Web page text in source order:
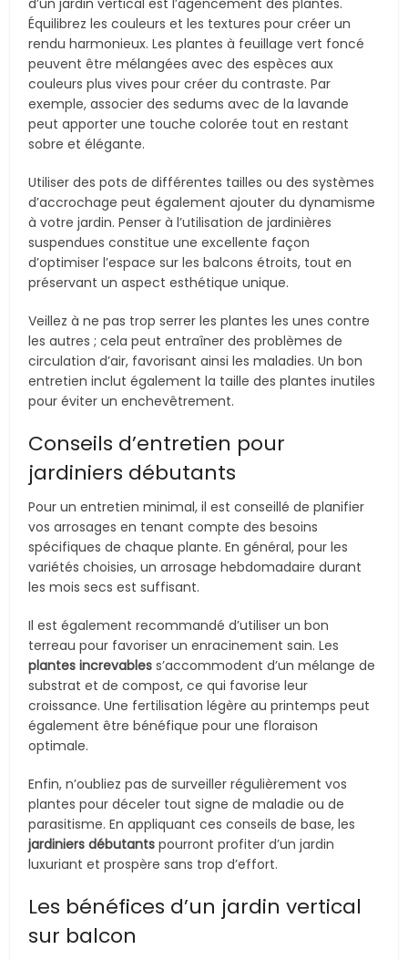
d’un jardin vertical est l’agencement des plantes.
Équilibrez les couleurs et les textures pour créer un
rendu harmonieux. Les plantes à feuillage vert foncé
peuvent être mélangées avec des espèces aux
couleurs plus vives pour créer du contraste. Par
exemple, associer des sedums avec de la lavande
peut apporter une touche colorée tout en restant
sobre et élégante.
Utiliser des pots de différentes tailles ou des systèmes
d’accrochage peut également ajouter du dynamisme
à votre jardin. Penser à l’utilisation de jardinières
suspendues constitue une excellente façon
d’optimiser l’espace sur les balcons étroits, tout en
préservant un aspect esthétique unique.
Veillez à ne pas trop serrer les plantes les unes contre
les autres ; cela peut entraîner des problèmes de
circulation d’air, favorisant ainsi les maladies. Un bon
entretien inclut également la taille des plantes inutiles
pour éviter un enchevêtrement.
Conseils d’entretien pour
jardiniers débutants
Pour un entretien minimal, il est conseillé de planifier
vos arrosages en tenant compte des besoins
spécifiques de chaque plante. En général, pour les
variétés choisies, un arrosage hebdomadaire durant
les mois secs est suffisant.
Il est également recommandé d’utiliser un bon
terreau pour favoriser un enracinement sain. Les
plantes increvables s’accommodent d’un mélange de
substrat et de compost, ce qui favorise leur
croissance. Une fertilisation légère au printemps peut
également être bénéfique pour une floraison
optimale.
Enfin, n’oubliez pas de surveiller régulièrement vos
plantes pour déceler tout signe de maladie ou de
parasitisme. En appliquant ces conseils de base, les
jardiniers débutants pourront profiter d’un jardin
luxuriant et prospère sans trop d’effort.
Les bénéfices d’un jardin vertical
sur balcon